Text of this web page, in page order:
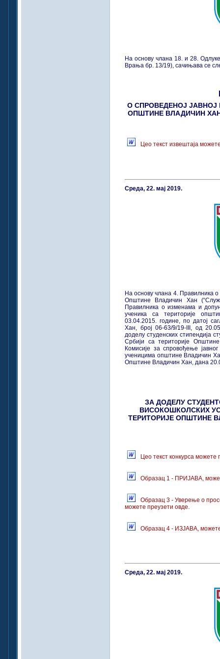
На основу члана 18. и 28.
Врања бр. 13/19), сачињава се
О СПРОВЕДЕНОЈ ЈАВНОЈ
ОПШТИНЕ ВЛАДИЧИН ХАН
Цео текст извештаја
Среда, 22. мај 2019.
На основу члана 4. Правилника
Општине Владичин Хан
Правилника о изменама и
ученика са територије
03.04.2015. године, по датој
Хан, број 06-63/9/19-III, од
доделу студенских стипендија
Србији са територије
Комисије за спровођење
ученицима општине Владичин
Општине Владичин Хан, дана
ЗА ДОДЕЛУ
ВИСОКОШКОЛСКИХ
ТЕРИТОРИЈЕ ОПШТИНЕ
Цео текст конкурса можете
Образац 1 - ПРИЈАВА,
Образац 3 - Уверење о
можете преузети овде.
Образац 4 - ИЗЈАВА,
Среда, 22. мај 2019.